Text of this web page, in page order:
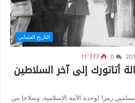
التاريخ العثماني
11٬777
أتاتورك إلى آخر السلاطين
رمزا لوحدة الأمة الإسلامية، وسلاحا من